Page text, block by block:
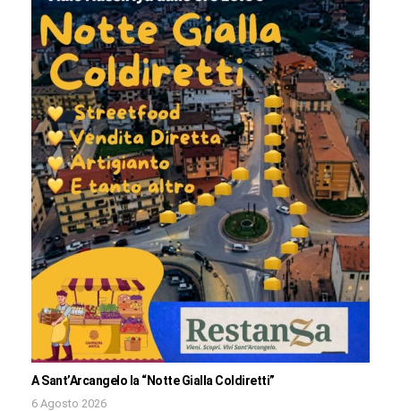
A Sant’Arcangelo la “Notte Gialla Coldiretti”
6 Agosto 2026